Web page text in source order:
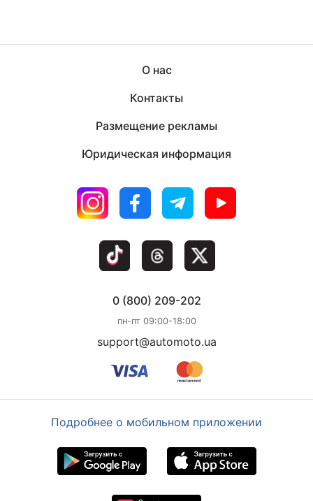
О нас
Контакты
Размещение рекламы
Юридическая информация
0 (800) 209-202
пн-пт 09:00-18:00
support@automoto.ua
Подробнее о мобильном приложении